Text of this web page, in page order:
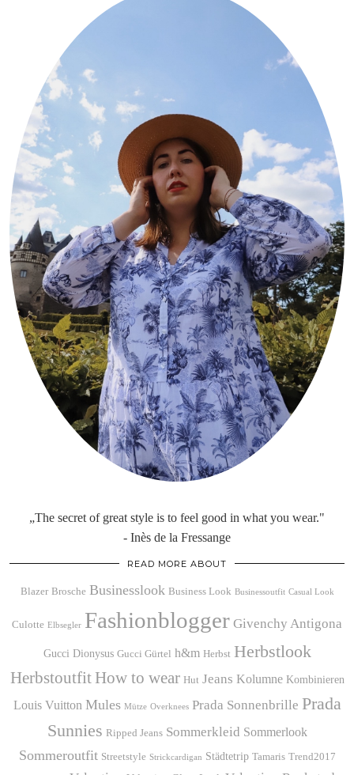
„The secret of great style is to feel good in what you wear."
- Inès de la Fressange
READ MORE ABOUT
Blazer Brosche Businesslook Business Look Businessoutfit Casual Look
Culotte Elbsegler Fashionblogger Givenchy Antigona
Gucci Dionysus Gucci Gürtel h&m Herbst Herbstlook
Herbstoutfit How to wear Hut Jeans Kolumne Kombinieren
Louis Vuitton Mules Mütze Overknees Prada Sonnenbrille Prada
Sunnies Ripped Jeans Sommerkleid Sommerlook
Sommeroutfit Streetstyle Strickcardigan Städtetrip Tamaris Trend2017